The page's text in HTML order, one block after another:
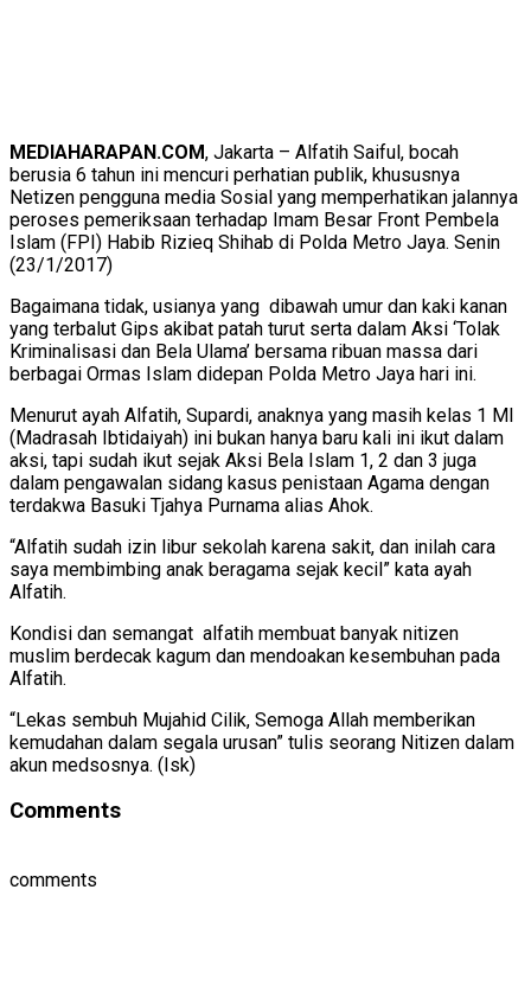
​MEDIAHARAPAN.COM, Jakarta – Alfatih Saiful, bocah
berusia 6 tahun ini mencuri perhatian publik, khususnya
Netizen pengguna media Sosial yang memperhatikan jalannya
peroses pemeriksaan terhadap Imam Besar Front Pembela
Islam (FPI) Habib Rizieq Shihab di Polda Metro Jaya. Senin
(23/1/2017)
Bagaimana tidak, usianya yang dibawah umur dan kaki kanan
yang terbalut Gips akibat patah turut serta dalam Aksi ‘Tolak
Kriminalisasi dan Bela Ulama’ bersama ribuan massa dari
berbagai Ormas Islam didepan Polda Metro Jaya hari ini.
Menurut ayah Alfatih, Supardi, anaknya yang masih kelas 1 MI
(Madrasah Ibtidaiyah) ini bukan hanya baru kali ini ikut dalam
aksi, tapi sudah ikut sejak Aksi Bela Islam 1, 2 dan 3 juga
dalam pengawalan sidang kasus penistaan Agama dengan
terdakwa Basuki Tjahya Purnama alias Ahok.
“Alfatih sudah izin libur sekolah karena sakit, dan inilah cara
saya membimbing anak beragama sejak kecil” kata ayah
Alfatih.
Kondisi dan semangat alfatih membuat banyak nitizen
muslim berdecak kagum dan mendoakan kesembuhan pada
Alfatih.
“Lekas sembuh Mujahid Cilik, Semoga Allah memberikan
kemudahan dalam segala urusan” tulis seorang Nitizen dalam
akun medsosnya. (Isk)
Comments
comments